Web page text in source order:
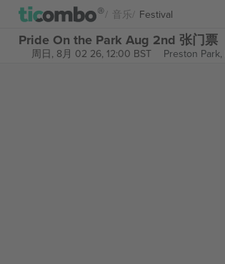
音乐 Festival
Pride On the Park Aug 2nd 张门票
周日, 8月 02 26, 12:00 BST Preston Park,